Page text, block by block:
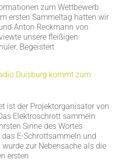
zum Wettbewerb
ersten Sammeltag hatten wir
Anton Reckmann von
unsere fleißigen
Begeistert
Duisburg kommt zum
ist der Projektorganisator von
Elektroschrott sammeln
Sinne des Wortes
E-Schrottsammeln und
wurde zur Nebensache als die
ersten